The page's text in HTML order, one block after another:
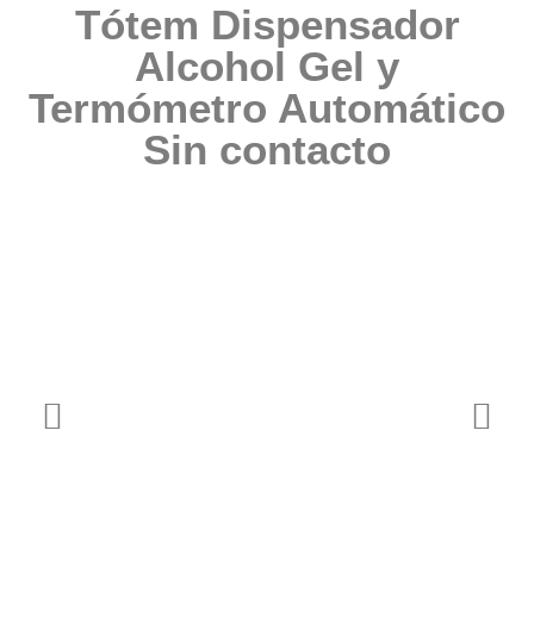
Tótem Dispensador
Alcohol Gel y
Termómetro Automático
Sin contacto